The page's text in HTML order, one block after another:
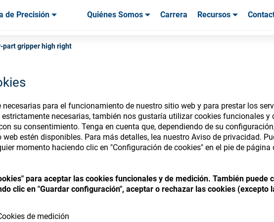
para el funcionamiento de nuestro sitio web y para prestar los
necesarias, también nos gustaría utilizar cookies funcionales y
su consentimiento. Tenga en cuenta que, dependiendo de su
estén disponibles. Para más detalles, lea nuestro Aviso de privacidad.
momento haciendo clic en "Configuración de cookies" en el pie de página
para aceptar las cookies funcionales y de medición. También puede
clic en "Guardar configuración", aceptar o rechazar las cookies (excepto
de medición
de Precisión Quiénes Somos Carrera Recursos
part gripper high right
Store
your accounts and explore our wide range
consumables